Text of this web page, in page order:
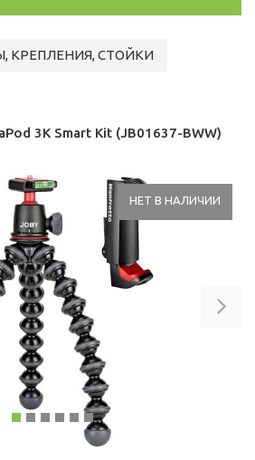
КРЕПЛЕНИЯ, СТОЙКИ
3K Smart Kit (JB01637-BWW)
НЕТ В НАЛИЧИИ